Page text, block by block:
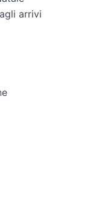
arrivi